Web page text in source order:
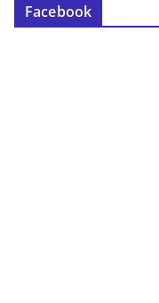
Facebook